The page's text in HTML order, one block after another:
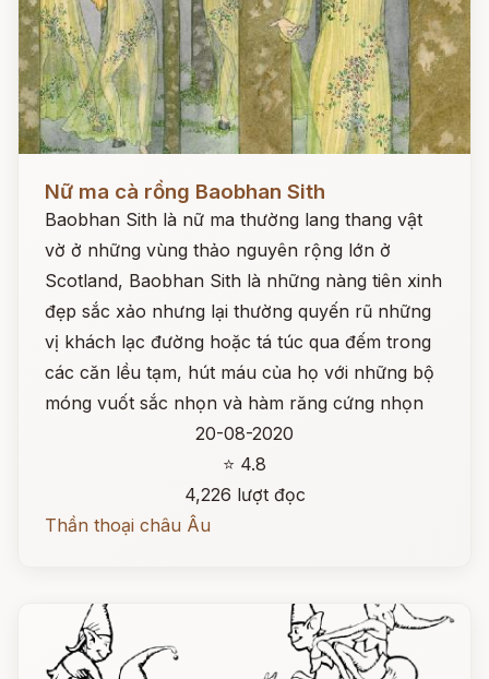
Nữ ma cà rồng Baobhan Sith
Baobhan Sith là nữ ma thường lang thang vật
vờ ở những vùng thảo nguyên rộng lớn ở
Scotland, Baobhan Sith là những nàng tiên xinh
đẹp sắc xảo nhưng lại thường quyến rũ những
vị khách lạc đường hoặc tá túc qua đếm trong
các căn lều tạm, hút máu của họ với những bộ
móng vuốt sắc nhọn và hàm răng cứng nhọn
20-08-2020
⭐ 4.8
4,226 lượt đọc
Thần thoại châu Âu